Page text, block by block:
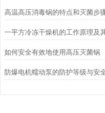
高温高压消毒锅的特点和灭菌步
如何安全有效地使用高压灭菌锅